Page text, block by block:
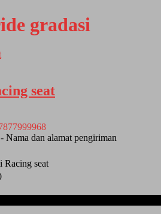
gradasi
seat
Nama dan alamat pengiriman
Racing seat